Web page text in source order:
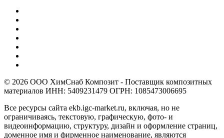
© 2026 ООО ХимСнаб Композит - Поставщик композитных
материалов ИНН: 5409231479 ОГРН: 1085473006695
Все ресурсы сайта ekb.igc-market.ru, включая, но не
ограничиваясь, текстовую, графическую, фото- и
видеоинформацию, структуру, дизайн и оформление страниц,
доменное имя и фирменное наименование, являются